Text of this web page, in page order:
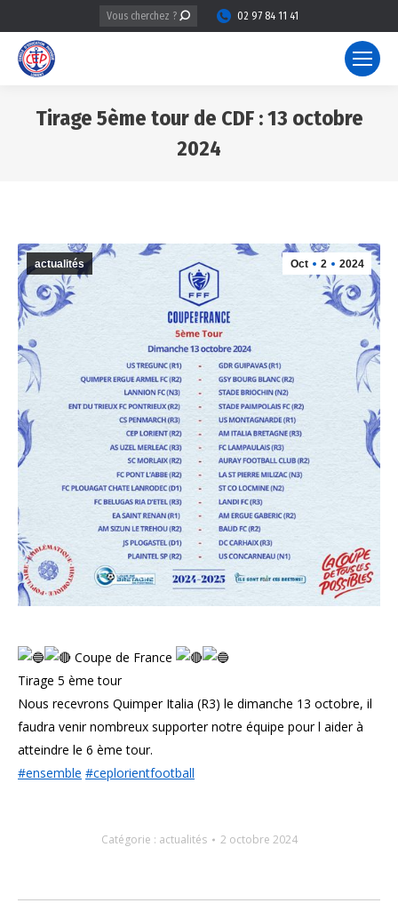
Recherche
:
02 97 84 11 41
Tirage 5ème tour de CDF : 13 octobre
2024
Oct 2 2024
actualités
Coupe de France
Tirage 5 ème tour
Nous recevrons Quimper Italia (R3) le dimanche 13 octobre, il
faudra venir nombreux supporter notre équipe pour l aider à
atteindre le 6 ème tour.
#ensemble #ceplorientfootball
Catégorie : actualités 2 octobre 2024